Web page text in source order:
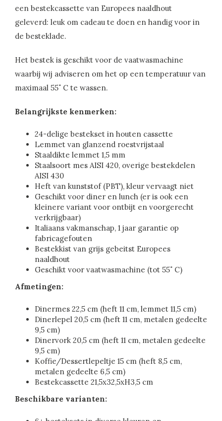
een bestekcassette van Europees naaldhout
geleverd: leuk om cadeau te doen en handig voor in
de besteklade.
Het bestek is geschikt voor de vaatwasmachine
waarbij wij adviseren om het op een temperatuur van
maximaal 55˚ C te wassen.
Belangrijkste kenmerken:
24-delige bestekset in houten cassette
Lemmet van glanzend roestvrijstaal
Staaldikte lemmet 1,5 mm
Staalsoort mes AISI 420, overige bestekdelen
AISI 430
Heft van kunststof (PBT), kleur vervaagt niet
Geschikt voor diner en lunch (er is ook een
kleinere variant voor ontbijt en voorgerecht
verkrijgbaar)
Italiaans vakmanschap, 1 jaar garantie op
fabricagefouten
Bestekkist van grijs gebeitst Europees
naaldhout
Geschikt voor vaatwasmachine (tot 55˚ C)
Afmetingen:
Dinermes 22,5 cm (heft 11 cm, lemmet 11,5 cm)
Dinerlepel 20,5 cm (heft 11 cm, metalen gedeelte
9,5 cm)
Dinervork 20,5 cm (heft 11 cm, metalen gedeelte
9,5 cm)
Koffie/Dessertlepeltje 15 cm (heft 8,5 cm,
metalen gedeelte 6,5 cm)
Bestekcassette 21,5x32,5xH3,5 cm
Beschikbare varianten: